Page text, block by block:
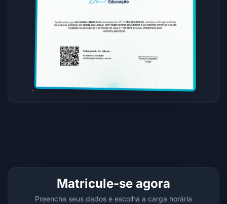
Matricule-se agora
Preencha seus dados e escolha a carga horária